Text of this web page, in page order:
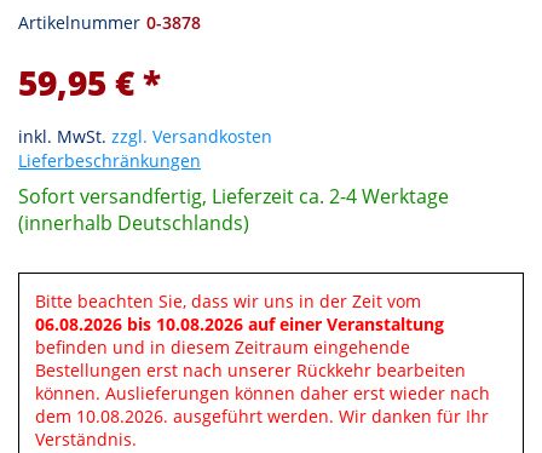
Artikelnummer 0-3878
59,95 € *
inkl. MwSt. zzgl. Versandkosten
Lieferbeschränkungen
Sofort versandfertig, Lieferzeit ca. 2-4 Werktage
(innerhalb Deutschlands)
Bitte beachten Sie, dass wir uns in der Zeit vom
06.08.2026 bis 10.08.2026 auf einer Veranstaltung
befinden und in diesem Zeitraum eingehende
Bestellungen erst nach unserer Rückkehr bearbeiten
können. Auslieferungen können daher erst wieder nach
dem 10.08.2026. ausgeführt werden. Wir danken für Ihr
Verständnis.